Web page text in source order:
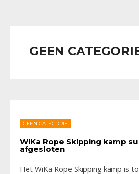
GEEN
GEEN CATEGORIE
WiKa Rope Skipping kamp
afgesloten
Het WiKa Rope Skipping kamp is